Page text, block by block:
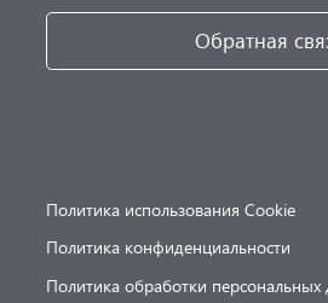
Обратная
Политика использования Cookie
Политика конфиденциальности
Политика обработки персональных